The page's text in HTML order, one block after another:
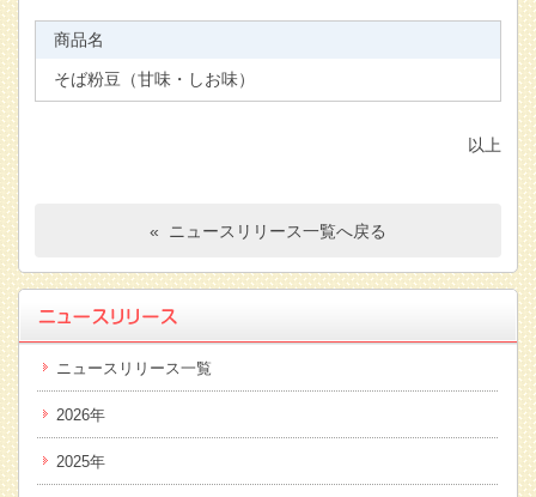
商品名
そば粉豆（甘味・しお味）
以上
« ニュースリリース一覧へ戻る
ニュースリリース一覧
2026年
2025年